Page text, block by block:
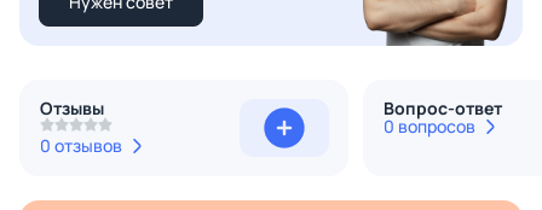
Отзывы
0 отзывов
Вопрос-ответ
0 вопросов